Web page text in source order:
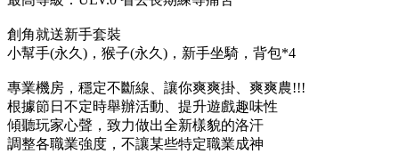
創角就送新手套裝
小幫手(永久)，猴子(永久)，新手坐騎，背包*4
專業機房，穩定不斷線、讓你爽爽掛、爽爽農!!!
根據節日不定時舉辦活動、提升遊戲趣味性
傾聽玩家心聲，致力做出全新樣貌的洛汗
調整各職業強度，不讓某些特定職業成神